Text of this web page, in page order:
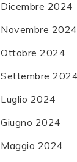
Dicembre 2024
Novembre 2024
Ottobre 2024
Settembre 2024
Luglio 2024
Giugno 2024
Maggio 2024